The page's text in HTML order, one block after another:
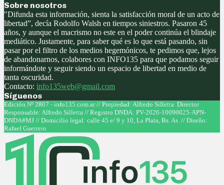
Sobre nosotros
"Difunda esta información, sienta la satisfacción moral de un acto de
libertad”, decía Rodolfo Walsh en tiempos siniestros. Pasaron 45
años, y aunque el macrismo no este en el poder continúa el blindaje
mediático. Justamente, para saber qué es lo que está pasando, sin
pasar por el filtro de los medios hegemónicos, te pedimos que, lejos
de abandonarnos, colabores con INFO135 para que podamos seguir
informándote y seguir siendo un espacio de libertad en medio de
tanta oscuridad.
Contacto: info135web@gmail.com
Síguenos
Facebook
Twitter
Instagram
Youtube
Edición Nº 2807 - info135.com.ar // Propiedad: Alfredo Silletta. Director
Responsable: Alfredo Silletta // Registro DNDA: PV-2026-10090025-APN-
DNDA#MJ // Domicilio legal: calle 45 e/ 9 y 10, La Plata, Bs. As. // Diseño:
Rafael Guerrero